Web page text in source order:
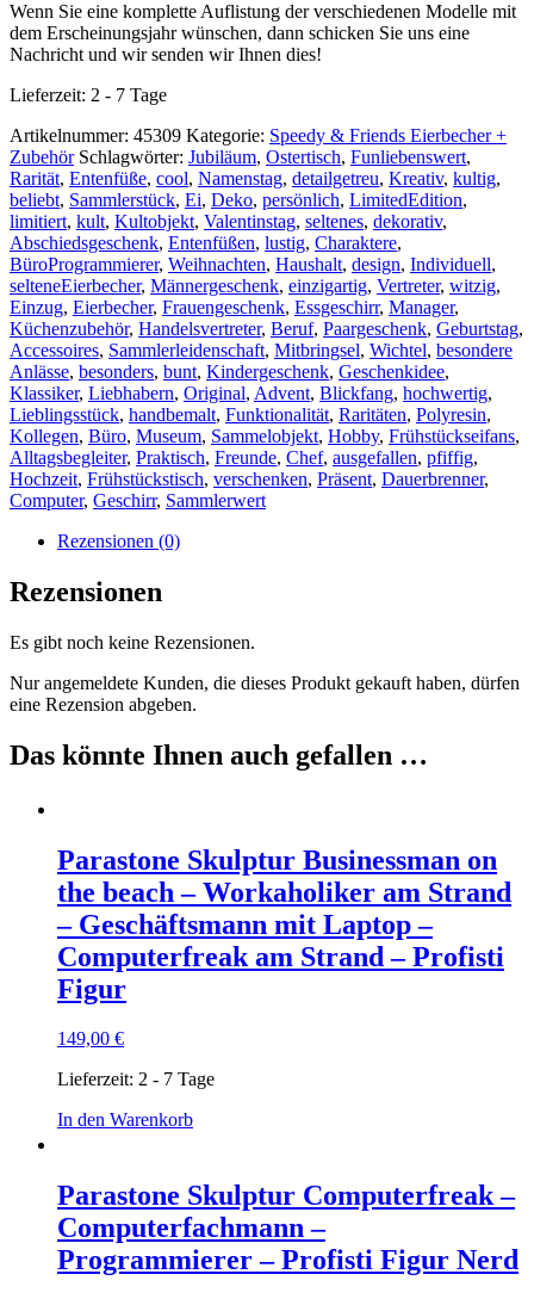
Wenn Sie eine komplette Auflistung der verschiedenen Modelle mit
dem Erscheinungsjahr wünschen, dann schicken Sie uns eine
Nachricht und wir senden wir Ihnen dies!
Lieferzeit: 2 - 7 Tage
Artikelnummer: 45309 Kategorie: Speedy & Friends Eierbecher +
Zubehör Schlagwörter: Jubiläum, Ostertisch, Funliebenswert,
Rarität, Entenfüße, cool, Namenstag, detailgetreu, Kreativ, kultig,
beliebt, Sammlerstück, Ei, Deko, persönlich, LimitedEdition,
limitiert, kult, Kultobjekt, Valentinstag, seltenes, dekorativ,
Abschiedsgeschenk, Entenfüßen, lustig, Charaktere,
BüroProgrammierer, Weihnachten, Haushalt, design, Individuell,
selteneEierbecher, Männergeschenk, einzigartig, Vertreter, witzig,
Einzug, Eierbecher, Frauengeschenk, Essgeschirr, Manager,
Küchenzubehör, Handelsvertreter, Beruf, Paargeschenk, Geburtstag,
Accessoires, Sammlerleidenschaft, Mitbringsel, Wichtel, besondere
Anlässe, besonders, bunt, Kindergeschenk, Geschenkidee,
Klassiker, Liebhabern, Original, Advent, Blickfang, hochwertig,
Lieblingsstück, handbemalt, Funktionalität, Raritäten, Polyresin,
Kollegen, Büro, Museum, Sammelobjekt, Hobby, Frühstückseifans,
Alltagsbegleiter, Praktisch, Freunde, Chef, ausgefallen, pfiffig,
Hochzeit, Frühstückstisch, verschenken, Präsent, Dauerbrenner,
Computer, Geschirr, Sammlerwert
Rezensionen (0)
Rezensionen
Es gibt noch keine Rezensionen.
Nur angemeldete Kunden, die dieses Produkt gekauft haben, dürfen
eine Rezension abgeben.
Das könnte Ihnen auch gefallen …
Parastone Skulptur Businessman on
the beach – Workaholiker am Strand
– Geschäftsmann mit Laptop –
Computerfreak am Strand – Profisti
Figur
149,00 €
Lieferzeit: 2 - 7 Tage
In den Warenkorb
Parastone Skulptur Computerfreak –
Computerfachmann –
Programmierer – Profisti Figur Nerd